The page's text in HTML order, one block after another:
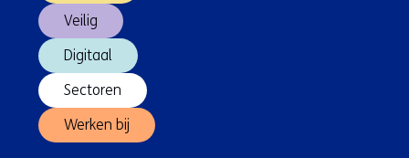
Veilig
Digitaal
Sectoren
Werken bij